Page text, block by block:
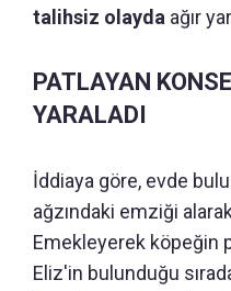
talihsiz olayda ağır
PATLAYAN
YARALADI
İddiaya göre, evde
ağzındaki emziği
Emekleyerek köpeğin
Eliz'in bulunduğu